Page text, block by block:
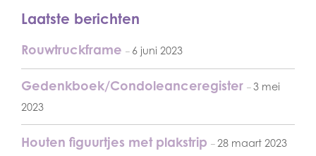
Laatste berichten
Rouwtruckframe 6 juni 2023
Gedenkboek/Condoleanceregister
3 mei
2023
Houten figuurtjes met plakstrip 28 maart 2023